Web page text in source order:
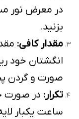
در معرض نور
بزنید.
مقدار کافی:
انگشتان خود
صورت و گردن
تکرار:
ساعت یکبار